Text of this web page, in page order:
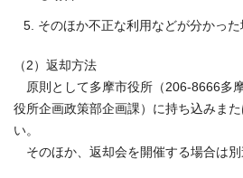
そのほか不正な利用などが分かった
（2）返却方法
原則として多摩市役所（206-8666多
役所企画政策部企画課）に持ち込みま
い。
そのほか、返却会を開催する場合は別